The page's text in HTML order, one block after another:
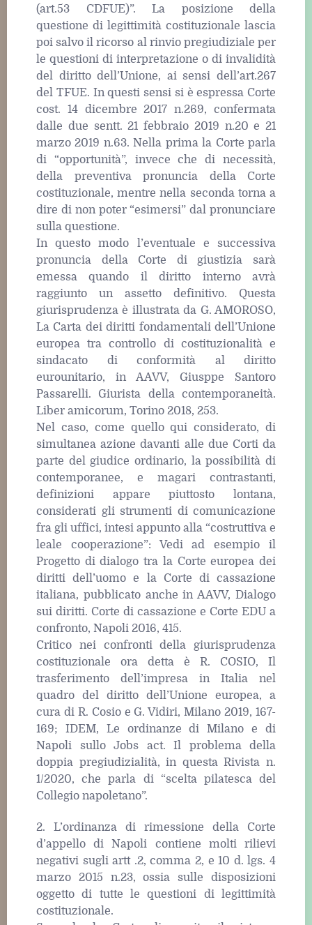
(art.53 CDFUE)”. La posizione della
questione di legittimità costituzionale lascia
poi salvo il ricorso al rinvio pregiudiziale per
le questioni di interpretazione o di invalidità
del diritto dell’Unione, ai sensi dell’art.267
del TFUE. In questi sensi si è espressa Corte
cost. 14 dicembre 2017 n.269, confermata
dalle due sentt. 21 febbraio 2019 n.20 e 21
marzo 2019 n.63. Nella prima la Corte parla
di “opportunità”, invece che di necessità,
della preventiva pronuncia della Corte
costituzionale, mentre nella seconda torna a
dire di non poter “esimersi” dal pronunciare
sulla questione.
In questo modo l’eventuale e successiva
pronuncia della Corte di giustizia sarà
emessa quando il diritto interno avrà
raggiunto un assetto definitivo. Questa
giurisprudenza è illustrata da G. AMOROSO,
La Carta dei diritti fondamentali dell’Unione
europea tra controllo di costituzionalità e
sindacato di conformità al diritto
eurounitario, in AAVV, Giusppe Santoro
Passarelli. Giurista della contemporaneità.
Liber amicorum, Torino 2018, 253.
Nel caso, come quello qui considerato, di
simultanea azione davanti alle due Corti da
parte del giudice ordinario, la possibilità di
contemporanee, e magari contrastanti,
definizioni appare piuttosto lontana,
considerati gli strumenti di comunicazione
fra gli uffici, intesi appunto alla “costruttiva e
leale cooperazione”: Vedi ad esempio il
Progetto di dialogo tra la Corte europea dei
diritti dell’uomo e la Corte di cassazione
italiana, pubblicato anche in AAVV, Dialogo
sui diritti. Corte di cassazione e Corte EDU a
confronto, Napoli 2016, 415.
Critico nei confronti della giurisprudenza
costituzionale ora detta è R. COSIO, Il
trasferimento dell’impresa in Italia nel
quadro del diritto dell’Unione europea, a
cura di R. Cosio e G. Vidiri, Milano 2019, 167-
169; IDEM, Le ordinanze di Milano e di
Napoli sullo Jobs act. Il problema della
doppia pregiudizialità, in questa Rivista n.
1/2020, che parla di “scelta pilatesca del
Collegio napoletano”.
2. L’ordinanza di rimessione della Corte
d’appello di Napoli contiene molti rilievi
negativi sugli artt .2, comma 2, e 10 d. lgs. 4
marzo 2015 n.23, ossia sulle disposizioni
oggetto di tutte le questioni di legittimità
costituzionale.